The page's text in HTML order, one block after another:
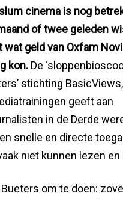
cinema is nog
of twee geleden
wat geld van Oxfam
kon. De
stichting
geeft aan
in de Derde
snelle en directe
niet kunnen lezen
om te doen: